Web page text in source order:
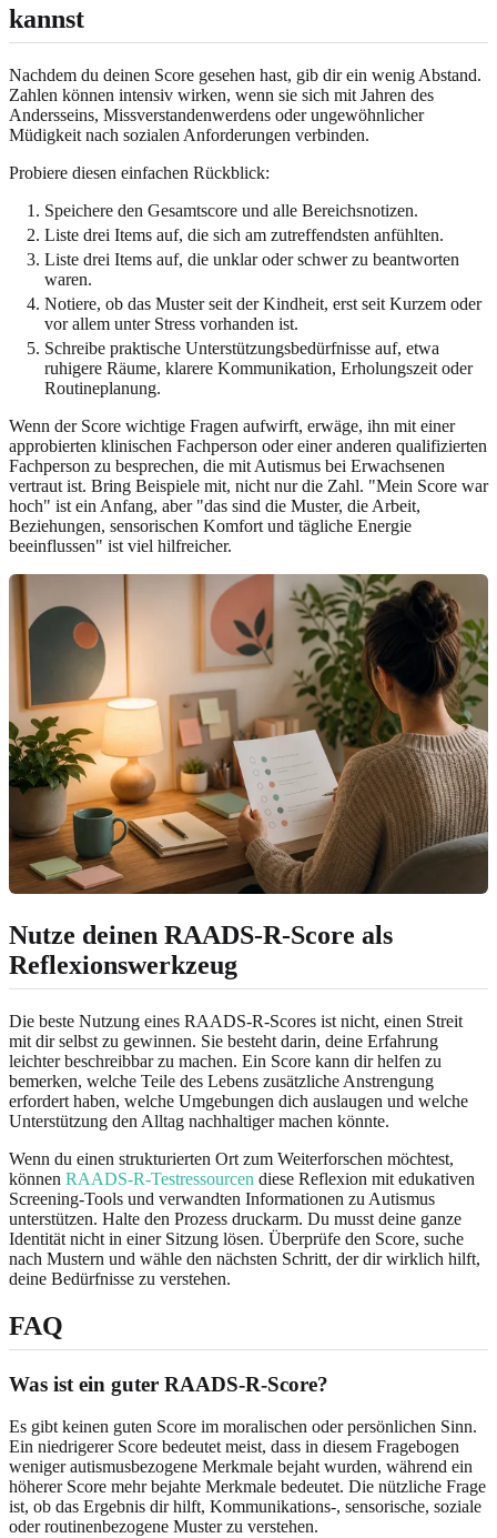
kannst
Nachdem du deinen Score gesehen hast, gib dir ein wenig Abstand.
Zahlen können intensiv wirken, wenn sie sich mit Jahren des
Andersseins, Missverstandenwerdens oder ungewöhnlicher
Müdigkeit nach sozialen Anforderungen verbinden.
Probiere diesen einfachen Rückblick:
Speichere den Gesamtscore und alle Bereichsnotizen.
Liste drei Items auf, die sich am zutreffendsten anfühlten.
Liste drei Items auf, die unklar oder schwer zu beantworten
waren.
Notiere, ob das Muster seit der Kindheit, erst seit Kurzem oder
vor allem unter Stress vorhanden ist.
Schreibe praktische Unterstützungsbedürfnisse auf, etwa
ruhigere Räume, klarere Kommunikation, Erholungszeit oder
Routineplanung.
Wenn der Score wichtige Fragen aufwirft, erwäge, ihn mit einer
approbierten klinischen Fachperson oder einer anderen qualifizierten
Fachperson zu besprechen, die mit Autismus bei Erwachsenen
vertraut ist. Bring Beispiele mit, nicht nur die Zahl. "Mein Score war
hoch" ist ein Anfang, aber "das sind die Muster, die Arbeit,
Beziehungen, sensorischen Komfort und tägliche Energie
beeinflussen" ist viel hilfreicher.
Nutze deinen RAADS-R-Score als
Reflexionswerkzeug
Die beste Nutzung eines RAADS-R-Scores ist nicht, einen Streit
mit dir selbst zu gewinnen. Sie besteht darin, deine Erfahrung
leichter beschreibbar zu machen. Ein Score kann dir helfen zu
bemerken, welche Teile des Lebens zusätzliche Anstrengung
erfordert haben, welche Umgebungen dich auslaugen und welche
Unterstützung den Alltag nachhaltiger machen könnte.
Wenn du einen strukturierten Ort zum Weiterforschen möchtest,
können RAADS-R-Testressourcen diese Reflexion mit edukativen
Screening-Tools und verwandten Informationen zu Autismus
unterstützen. Halte den Prozess druckarm. Du musst deine ganze
Identität nicht in einer Sitzung lösen. Überprüfe den Score, suche
nach Mustern und wähle den nächsten Schritt, der dir wirklich hilft,
deine Bedürfnisse zu verstehen.
FAQ
Was ist ein guter RAADS-R-Score?
Es gibt keinen guten Score im moralischen oder persönlichen Sinn.
Ein niedrigerer Score bedeutet meist, dass in diesem Fragebogen
weniger autismusbezogene Merkmale bejaht wurden, während ein
höherer Score mehr bejahte Merkmale bedeutet. Die nützliche Frage
ist, ob das Ergebnis dir hilft, Kommunikations-, sensorische, soziale
oder routinenbezogene Muster zu verstehen.